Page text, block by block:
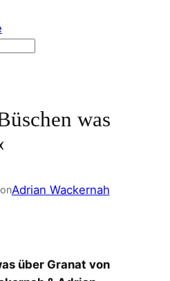
was
Adrian Wackernah
über Granat von